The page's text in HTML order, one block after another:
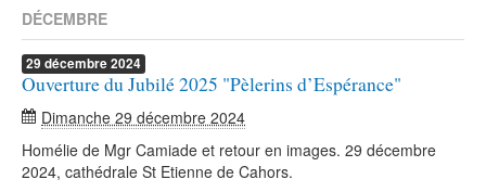
Agenda diocésain
Je donne
Annuaire/Contact
DÉCEMBRE
29 décembre2024
Ouverture du Jubilé 2025 "Pèlerins d’Espérance"
Dimanche 29 décembre 2024
Homélie de Mgr Camiade et retour en images. 29 décembre
2024, cathédrale St Etienne de Cahors.